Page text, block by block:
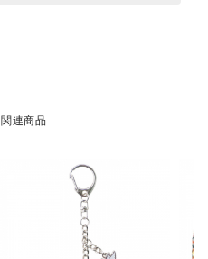
関連商品